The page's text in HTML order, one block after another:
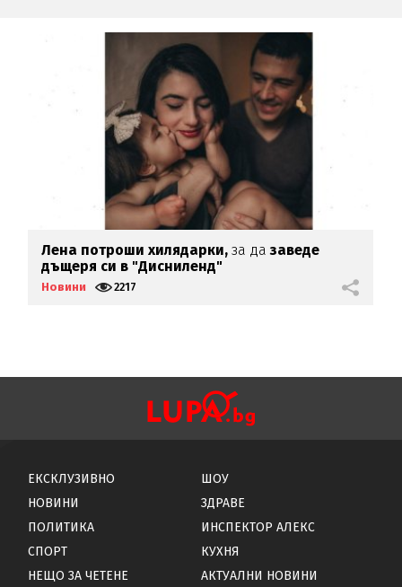
Лена потроши хилядарки,за да заведе
дъщеря си в "Дисниленд"
Новини 2217
ЕКСКЛУЗИВНО
НОВИНИ
ПОЛИТИКА
СПОРТ
НЕЩО ЗА ЧЕТЕНЕ
ШОУ
ЗДРАВЕ
ИНСПЕКТОР АЛЕКС
КУХНЯ
АКТУАЛНИ НОВИНИ